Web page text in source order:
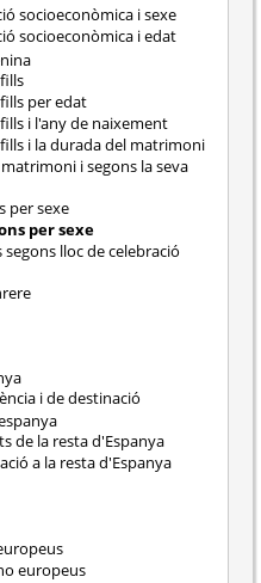
socioeconòmica i sexe
socioeconòmica i edat
per edat
i l'any de naixement
i la durada del matrimoni
i segons la seva
per sexe
per sexe
lloc de celebració
i de destinació
de la resta d'Espanya
a la resta d'Espanya
europeus